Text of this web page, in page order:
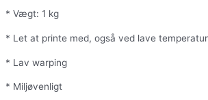
* Vægt: 1 kg
* Let at printe med, også ved lave
* Lav warping
* Miljøvenligt